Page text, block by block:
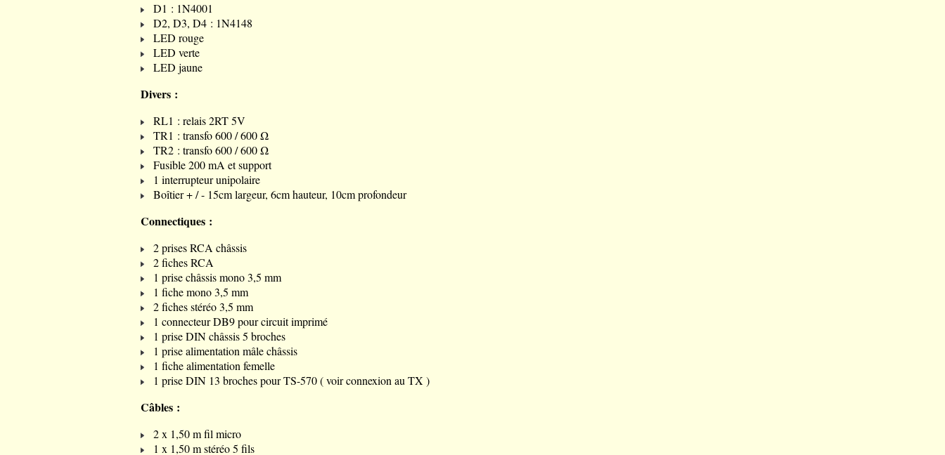
D1 : 1N4001
D2, D3, D4 : 1N4148
LED rouge
LED verte
LED jaune
Divers :
RL1 : relais 2RT 5V
TR1 : transfo 600 / 600 Ω
TR2 : transfo 600 / 600 Ω
Fusible 200 mA et support
1 interrupteur unipolaire
Boîtier + / - 15cm largeur, 6cm hauteur, 10cm profondeur
Connectiques :
2 prises RCA châssis
2 fiches RCA
1 prise châssis mono 3,5 mm
1 fiche mono 3,5 mm
2 fiches stéréo 3,5 mm
1 connecteur DB9 pour circuit imprimé
1 prise DIN châssis 5 broches
1 prise alimentation mâle châssis
1 fiche alimentation femelle
1 prise DIN 13 broches pour TS-570 ( voir connexion au TX )
Câbles :
2 x 1,50 m fil micro
1 x 1,50 m stéréo 5 fils